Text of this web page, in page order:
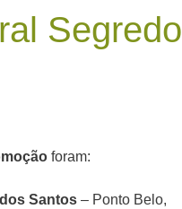
Segredo
foram:
Santos – Ponto Belo,